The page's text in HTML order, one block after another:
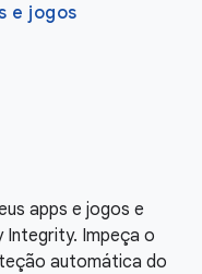
e jogos
apps e jogos e
Integrity. Impeça o
automática do